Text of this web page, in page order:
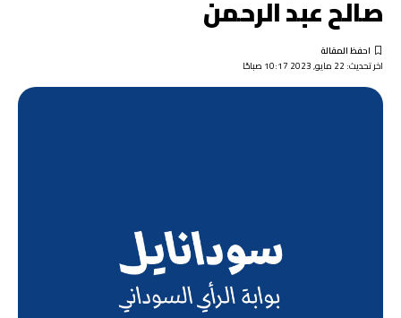
صالح عبد الرحمن
اخر تحديث: 22 مايو, 2023 10:17 صباحًا